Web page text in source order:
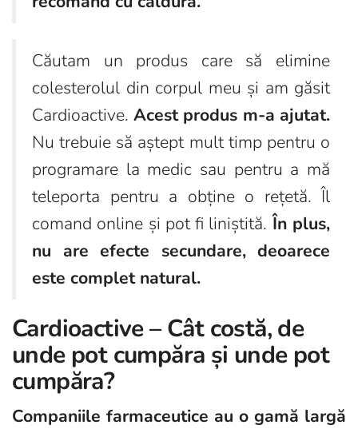
Căutam un produs care să elimine
colesterolul din corpul meu și am găsit
Cardioactive. Acest produs m-a ajutat.
Nu trebuie să aștept mult timp pentru o
programare la medic sau pentru a mă
teleporta pentru a obține o rețetă. Îl
comand online și pot fi liniștită.În plus,
nu are efecte secundare, deoarece
este complet natural.
Cardioactive – Cât costă, de
unde pot cumpăra și unde pot
cumpăra?
Companiile farmaceutice au o gamă largă